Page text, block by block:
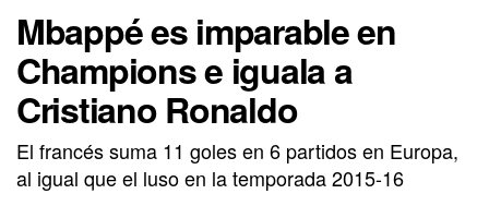
Mbappé es imparable en
Champions e iguala a
Cristiano Ronaldo
El francés suma 11 goles en 6 partidos en Europa,
al igual que el luso en la temporada 2015-16